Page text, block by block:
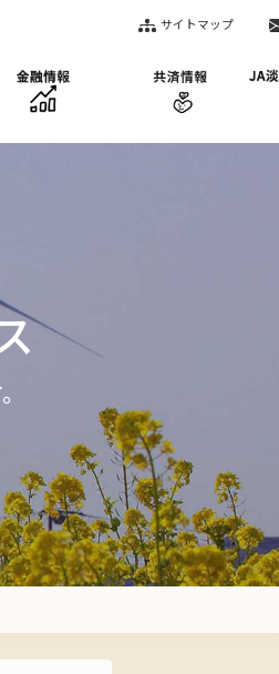
サイトマップ